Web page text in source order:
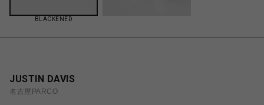
BLACKENED
JUSTIN DAVIS
名古屋PARCO